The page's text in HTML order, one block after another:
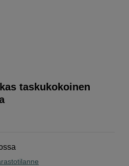
taskukokoinen